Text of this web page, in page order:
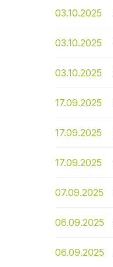
03.10.2025
03.10.2025
03.10.2025
17.09.2025
17.09.2025
17.09.2025
07.09.2025
06.09.2025
06.09.2025